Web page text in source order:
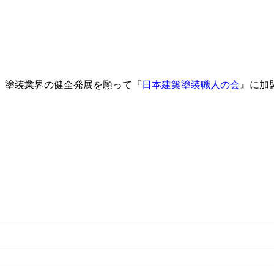
装業界の健全発展を願って『 日本建築塗装職人の会 』に加